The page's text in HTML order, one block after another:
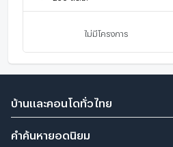
ไม่มีโครงการ
บ้านและคอนโดทั่วไทย
คำค้นหายอดนิยม